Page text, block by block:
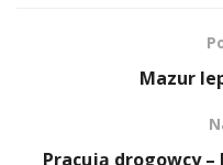
Mazur
Pracują drogowcy